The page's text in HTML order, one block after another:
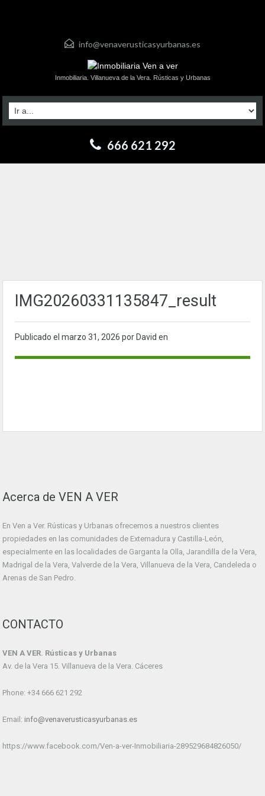
info@venaverusticasyurbanas.es
Inmobiliaria. Villanueva de la Vera. Rústicas y Urbanas
666 621 292
IMG20260331135847_result
Publicado el marzo 31, 2026 por David en
Acerca de VEN A VER
En Ven a Ver. Rústicas y Urbanas ofrecemos a nuestros clientes
propiedades en las comunidades de Extemadura y Castilla-León,
especialmente en las localidades de Garganta la Olla, Jarandilla de la Vera,
Madrigal de la Vera, Valverde de la Vera, Villanueva de la Vera, Candeleda o
Arenas de San Pedro.
CONTACTO
VEN A VER. Rústicas y Urbanas
Av. de la Vera 15. Villanueva de la Vera. Cáceres
Phone: +34 666 621 292
Email: info@venaverusticasyurbanas.es
https://www.facebook.com/Ven-a-ver-Inmobiliaria-289529684826050/